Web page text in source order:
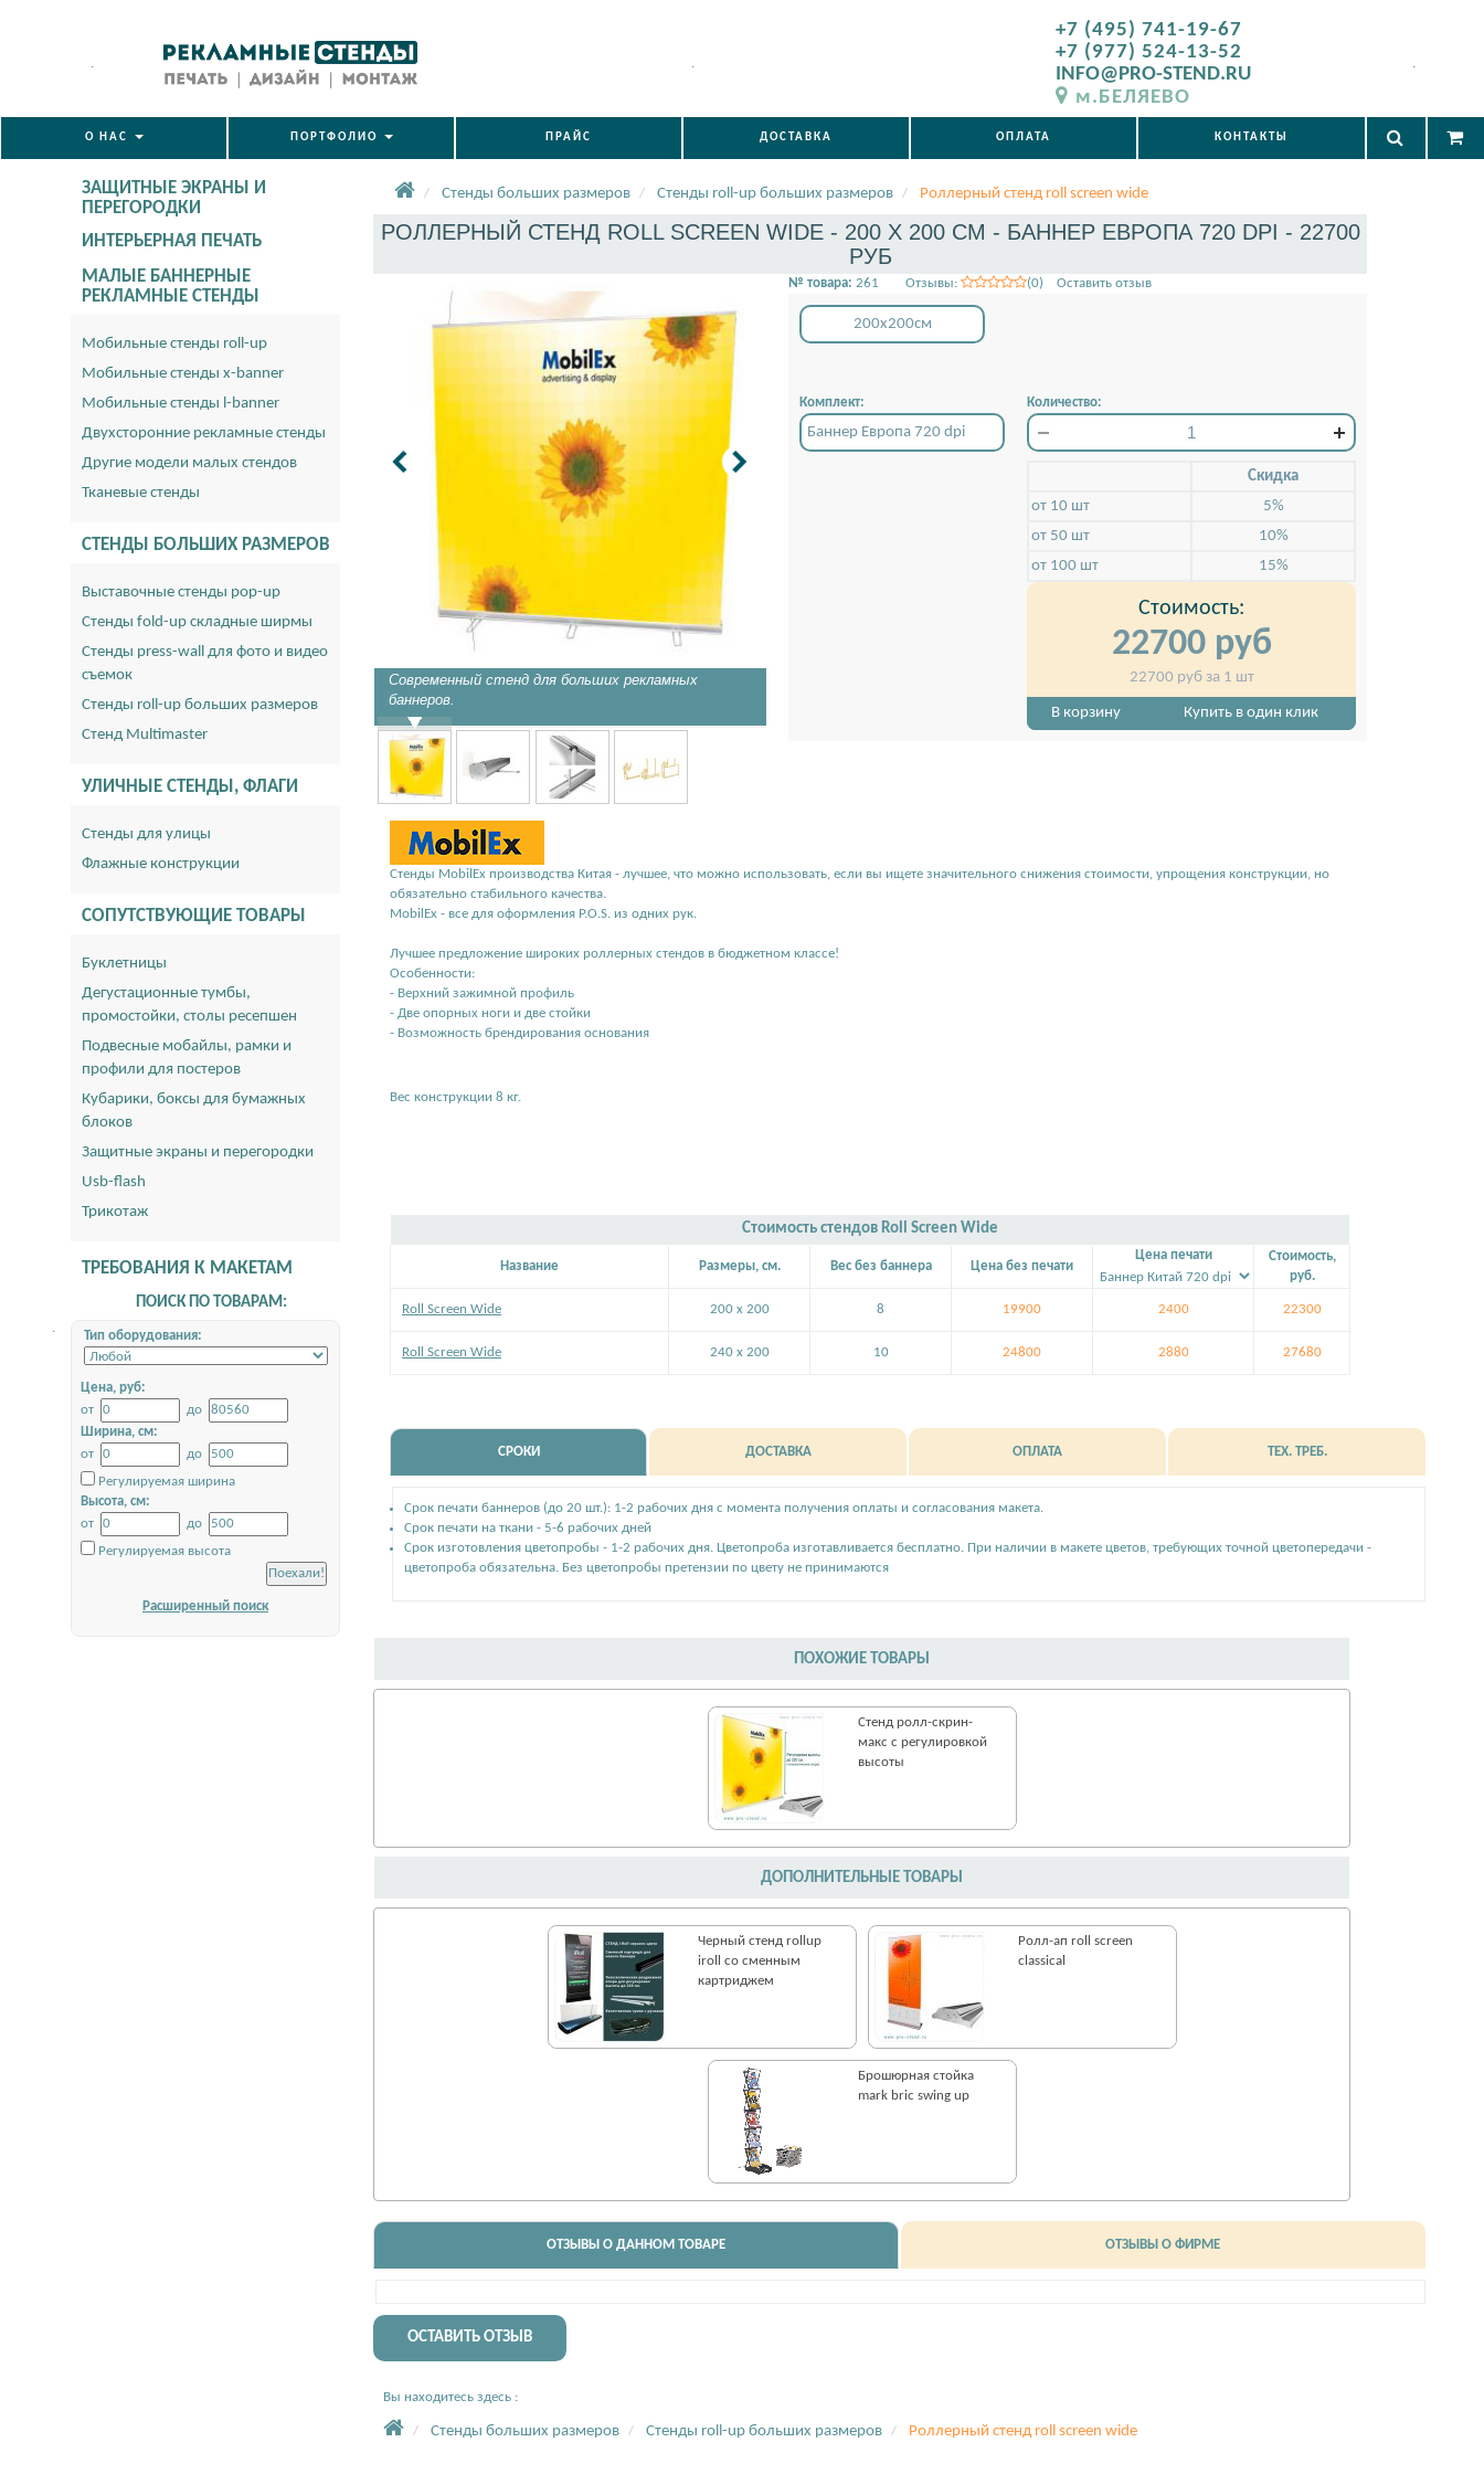
. .
+7 (495) 741-19-67
+7 (977) 524-13-52
INFO@PRO-STEND.RU
м.БЕЛЯЕВО
.
О НАС ПОРТФОЛИО ПРАЙС ДОСТАВКА ОПЛАТА КОНТАКТЫ
.
ЗАЩИТНЫЕ ЭКРАНЫ И
ПЕРЕГОРОДКИ
ИНТЕРЬЕРНАЯ ПЕЧАТЬ
МАЛЫЕ БАННЕРНЫЕ
РЕКЛАМНЫЕ СТЕНДЫ
Мобильные стенды roll-up
Мобильные стенды x-banner
Мобильные стенды l-banner
Двухсторонние рекламные стенды
Другие модели малых стендов
Тканевые стенды
СТЕНДЫ БОЛЬШИХ РАЗМЕРОВ
Выставочные стенды pop-up
Стенды fold-up складные ширмы
Стенды press-wall для фото и видео
съемок
Стенды roll-up больших размеров
Стенд Multimaster
УЛИЧНЫЕ СТЕНДЫ, ФЛАГИ
Стенды для улицы
Флажные конструкции
СОПУТСТВУЮЩИЕ ТОВАРЫ
Буклетницы
Дегустационные тумбы,
промостойки, столы ресепшен
Подвесные мобайлы, рамки и
профили для постеров
Кубарики, боксы для бумажных
блоков
Защитные экраны и перегородки
Usb-flash
Трикотаж
ТРЕБОВАНИЯ К МАКЕТАМ
ПОИСК ПО ТОВАРАМ:
Тип оборудования:
Цена, руб:
от
до
Ширина, см:
от
до
Регулируемая ширина
Высота, см:
от
до
Регулируемая высота
Расширенный поиск
Стенды больших размеров Стенды roll-up больших размеров Роллерный стенд roll screen wide
РОЛЛЕРНЫЙ СТЕНД ROLL SCREEN WIDE - 200 X 200 СМ - БАННЕР ЕВРОПА 720 DPI - 22700
РУБ
Современный стенд для больших рекламных
баннеров.
Длинные ножки не позволяют стенду наклоняться Баннер прочно крепится наверху и внизу
№ товара: 261 Отзывы: (0) Оставить отзыв
200x200см
Комплект:
Баннер Европа 720 dpi
Количество:
Скидкa
от 10 шт
5%
от 50 шт
10%
от 100 шт
15%
Стоимость:
22700руб
22700 руб за 1 шт
В корзину Купить в один клик
Стенды MobilEx производства Китая - лучшее, что можно использовать, если вы ищете значительного снижения стоимости, упрощения конструкции, но
обязательно стабильного качества.
MobilEx - все для оформления P.O.S. из одних рук.
Лучшее предложение широких роллерных стендов в бюджетном классе!
Особенности:
- Верхний зажимной профиль
- Две опорных ноги и две стойки
- Возможность брендирования основания
Вес конструкции 8 кг.
Стоимость стендов Roll Screen Wide
Название Размеры, см. Вес без баннера Цена без печати
Цена печати
Стоимость,
руб.
Roll Screen Wide 200 x 200 8 19900 2400 22300
Roll Screen Wide 240 x 200 10 24800 2880 27680
СРОКИ ДОСТАВКА ОПЛАТА ТЕХ. ТРЕБ.
Срок печати баннеров (до 20 шт.): 1-2 рабочих дня с момента получения оплаты и согласования макета.
Срок печати на ткани - 5-6 рабочих дней
Срок изготовления цветопробы - 1-2 рабочих дня. Цветопроба изготавливается бесплатно. При наличии в макете цветов, требующих точной цветопередачи -
цветопроба обязательна. Без цветопробы претензии по цвету не принимаются
ПОХОЖИЕ ТОВАРЫ
Стенд ролл-cкрин-
макс с регулировкой
высоты
ДОПОЛНИТЕЛЬНЫЕ ТОВАРЫ
Черный стенд rollup
iroll со сменным
картриджем
Ролл-ап roll screen
classical
Брошюрная стойка
mark bric swing up
ОТЗЫВЫ О ДАННОМ ТОВАРЕ ОТЗЫВЫ О ФИРМЕ
ОСТАВИТЬ ОТЗЫВ
Вы находитесь здесь :
Стенды больших размеров Стенды roll-up больших размеров Роллерный стенд roll screen wide